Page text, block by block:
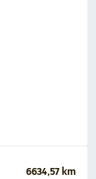
6634,57 km